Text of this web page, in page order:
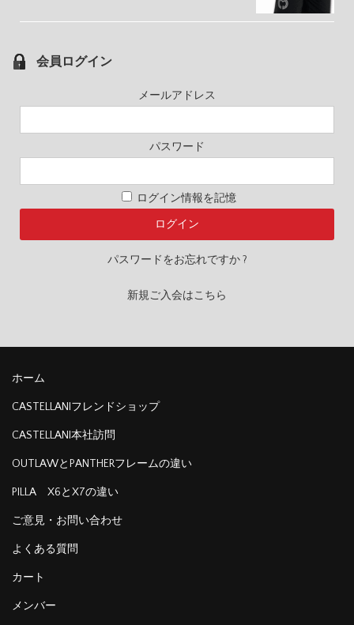
会員ログイン
メールアドレス
パスワード
ログイン情報を記憶
パスワードをお忘れですか ?
新規ご入会はこちら
ホーム
CASTELLANIフレンドショップ
CASTELLANI本社訪問
OUTLAWとPANTHERフレームの違い
PILLA X6とX7の違い
ご意見・お問い合わせ
よくある質問
カート
メンバー